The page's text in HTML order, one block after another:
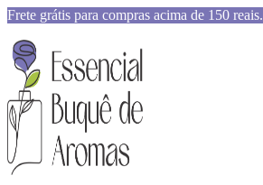
Frete grátis para compras acima de 150 reais.